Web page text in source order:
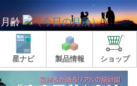
月齢
星ナビ 製品情報 ショップ